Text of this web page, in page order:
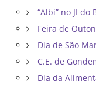
“Albi” no JI do
Feira de
Dia de São
C.E. de
Dia da